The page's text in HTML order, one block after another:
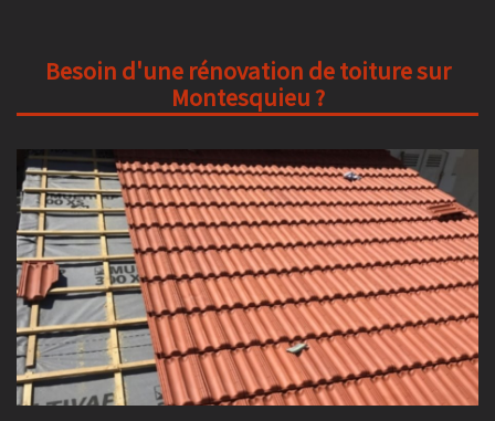
Besoin d'une rénovation de toiture sur
Montesquieu ?